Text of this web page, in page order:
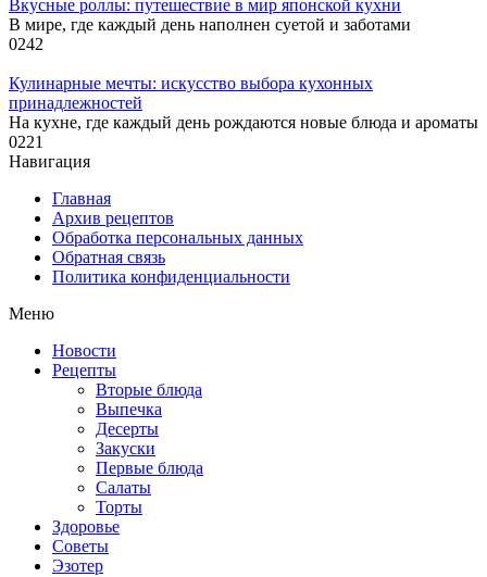
Вкусные роллы: путешествие в мир японской кухни
В мире, где каждый день наполнен суетой и заботами
0242
Кулинарные мечты: искусство выбора кухонных
принадлежностей
На кухне, где каждый день рождаются новые блюда и ароматы
0221
Навигация
Главная
Архив рецептов
Обработка персональных данных
Обратная связь
Политика конфиденциальности
Меню
Новости
Рецепты
Вторые блюда
Выпечка
Десерты
Закуски
Первые блюда
Салаты
Торты
Здоровье
Советы
Эзотер